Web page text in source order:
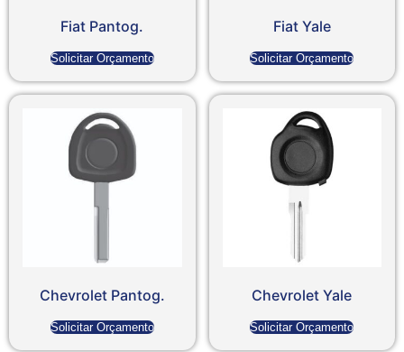
Fiat Pantog.
Solicitar Orçamento
Fiat Yale
Solicitar Orçamento
Chevrolet Pantog.
Solicitar Orçamento
Chevrolet Yale
Solicitar Orçamento